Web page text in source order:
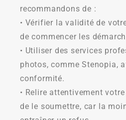
recommandons de :
• Vérifier la validité de
de commencer les
• Utiliser des services
photos, comme Stenopia,
conformité.
• Relire attentivement
de le soumettre, car la